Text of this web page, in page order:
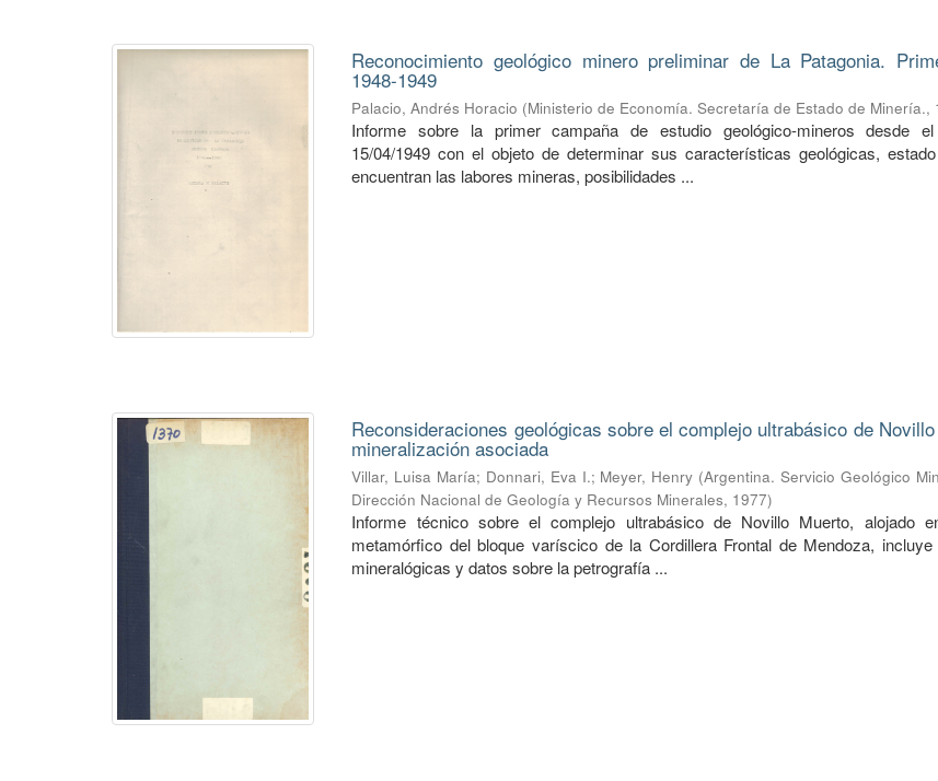
Reconocimiento geológico minero preliminar de La Patagonia.
1948-1949
Palacio, Andrés Horacio (Ministerio de Economía. Secretaría de Estado de Minería.,
Informe sobre la primer campaña de estudio geológico-mineros desde
15/04/1949 con el objeto de determinar sus características geológicas,
encuentran las labores mineras, posibilidades ...
Reconsideraciones geológicas sobre el complejo ultrabásico de
mineralización asociada
Villar, Luisa María; Donnari, Eva I.; Meyer, Henry (Argentina. Servicio Geológico
Dirección Nacional de Geología y Recursos Minerales, 1977)
Informe técnico sobre el complejo ultrabásico de Novillo Muerto, alojado
metamórfico del bloque varíscico de la Cordillera Frontal de Mendoza, incluye
mineralógicas y datos sobre la petrografía ...